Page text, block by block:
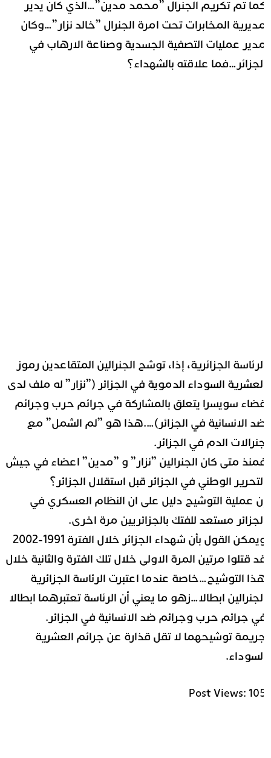
تم تكريم الجنرال ”محمد مدين”…الذي كان يدير
المخابرات تحت امرة الجنرال ”خالد نزار”…وكان
عمليات التصفية الجسدية وصناعة الارهاب في
علاقته بالشهداء؟
الجزائرية، إذا، توشح الجنرالين المتقاعدين رموز
السوداء الدموية في الجزائر (”نزار” له ملف لدى
سويسرا يتعلق بالمشاركة في جرائم حرب وجرائم
الانسانية في الجزائر)….هذا هو ”لم الشمل” مع
الدم في الجزائر.
متى كان الجنرالين ”نزار” و ”مدين” اعضاء في جيش
الوطني في الجزائر قبل استقلال الجزائر؟
عملية التوشيح دليل على ان النظام العسكري في
مستعد للفتك بالجزائريين مرة اخرى.
ويمكن القول بأن شهداء الجزائر خلال الفترة 1991-2002
قتلوا مرتين المرة الاولى خلال تلك الفترة والثانية خلال
التوشيح…خاصة عندما اعتبرت الرئاسة الجزائرية
ابطالا…زهو ما يعني أن الرئاسة تعتبرهما ابطالا
جرائم حرب وجرائم ضد الانسانية في الجزائر.
توشيحهما لا تقل قذارة عن جرائم العشرية
Post Views: